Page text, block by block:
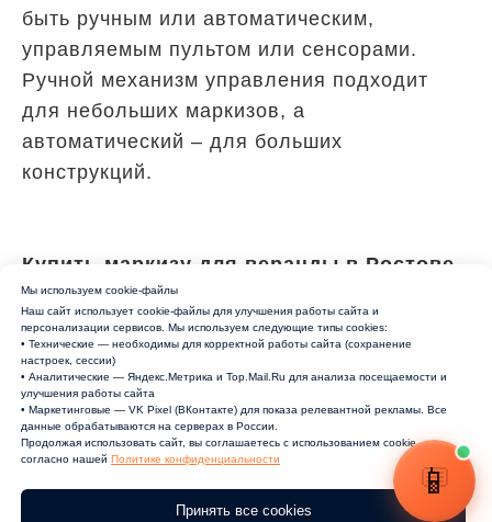
быть ручным или автоматическим,
управляемым пультом или сенсорами.
Ручной механизм управления подходит
для небольших маркизов, а
автоматический – для больших
конструкций.
Купить маркизу для веранды в Ростове-
на-Дону
Маркизы для веранды – это не только
защита от солнца и дождя, но и элемент
декора, который помогает создать уютную
атмосферу на веранде. Они могут быть
выполнены в разных цветах и текстурах,
что позволяет подобрать идеальный
Мы используем cookie-файлы
Наш сайт использует cookie-файлы для улучшения работы сайта и
персонализации сервисов. Мы используем следующие типы cookies:
• Технические — необходимы для корректной работы сайта (сохранение
настроек, сессии)
• Аналитические — Яндекс.Метрика и Top.Mail.Ru для анализа посещаемости и
улучшения работы сайта
• Маркетинговые — VK Pixel (ВКонтакте) для показа релевантной рекламы. Все
данные обрабатываются на серверах в России.
Продолжая использовать сайт, вы соглашаетесь с использованием cookie
согласно нашей Политике конфиденциальности
Принять все cookies